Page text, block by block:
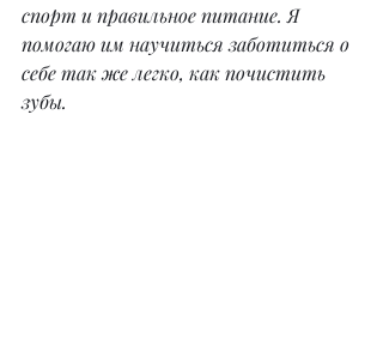
спорт и правильное питание. Я
помогаю им научиться заботиться о
себе так же легко, как почистить
зубы.